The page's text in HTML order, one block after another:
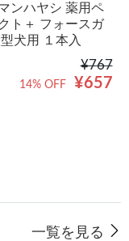
ンハヤシ 薬用ペ
ト＋ フォースガ
犬用 １本入
¥767
¥657
14% OFF
一覧を見る